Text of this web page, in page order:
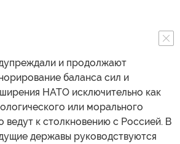
и продолжают
баланса сил и
НАТО исключительно как
или морального
ведут к столкновению с Россией. В
державы руководствуются